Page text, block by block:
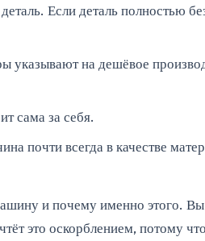
Если деталь полностью
на дешёвое
сама за себя.
почти всегда в качестве
и почему именно этого.
это оскорблением, потому